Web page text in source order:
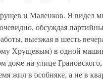
и Маленков. Я видел
обсуждая
выезжая в шесть
Хрущевым) в одной
на улице
жил в особняке, а не в